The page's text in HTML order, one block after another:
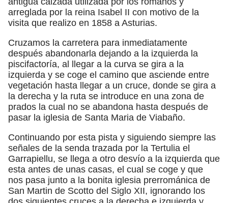
arreglada por la reina Isabel II con motivo de la
visita que realizo en 1858 a Asturias.
Cruzamos la carretera para inmediatamente
después abandonarla dejando a la izquierda la
piscifactoría, al llegar a la curva se gira a la
izquierda y se coge el camino que asciende entre
vegetación hasta llegar a un cruce, donde se gira a
la derecha y la ruta se introduce en una zona de
prados la cual no se abandona hasta después de
pasar la iglesia de Santa Maria de Viabaño.
Continuando por esta pista y siguiendo siempre las
señales de la senda trazada por la Tertulia el
Garrapiellu, se llega a otro desvío a la izquierda que
esta antes de unas casas, el cual se coge y que
nos pasa junto a la bonita iglesia prerrománica de
San Martin de Scotto del Siglo XII, ignorando los